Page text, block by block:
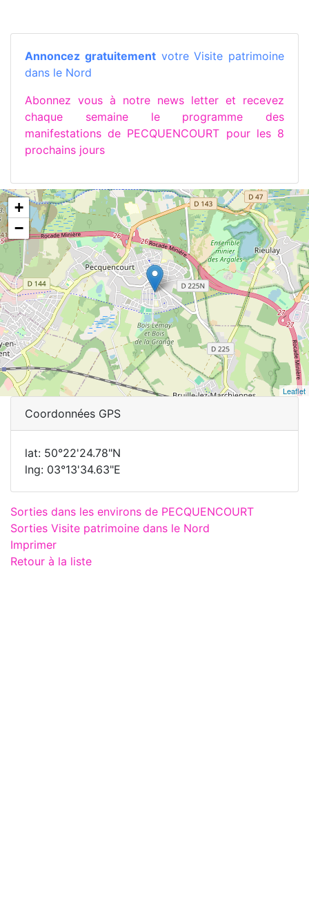
Annoncez gratuitementvotre Visite patrimoine
dans le Nord
Abonnez vous à notre news letter et recevez
chaque semaine le programme des
manifestations de PECQUENCOURT pour les 8
prochains jours
+
−
Leaflet
Coordonnées GPS
lat: 50°22'24.78"N
lng: 03°13'34.63"E
Sorties dans les environs de PECQUENCOURT
Sorties Visite patrimoine dans le Nord
Imprimer
Retour à la liste